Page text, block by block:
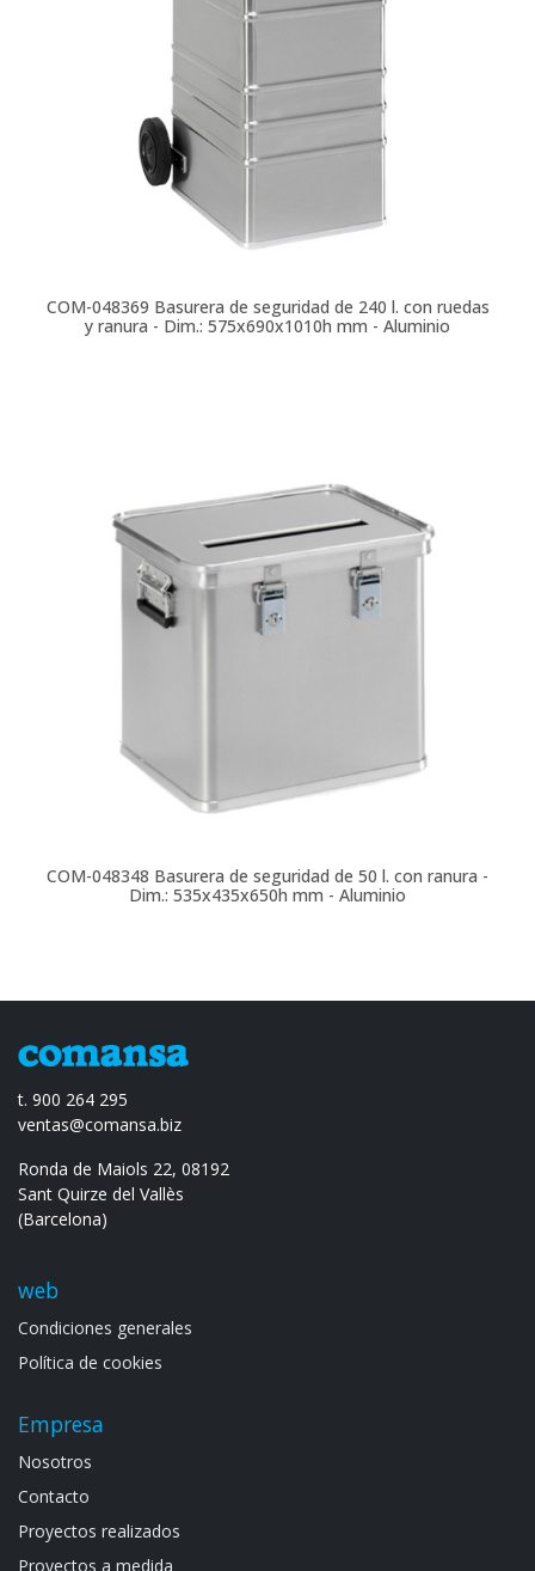
COM-048369 Basurera de seguridad de 240 l. con ruedas
y ranura - Dim.: 575x690x1010h mm - Aluminio
COM-048348 Basurera de seguridad de 50 l. con ranura -
Dim.: 535x435x650h mm - Aluminio
t. 900 264 295
ventas@comansa.biz
Ronda de Maiols 22, 08192
Sant Quirze del Vallès
(Barcelona)
web
Condiciones generales
Política de cookies
Empresa
Noso​tros
Contacto
Proyectos realizados
Proyectos a medida